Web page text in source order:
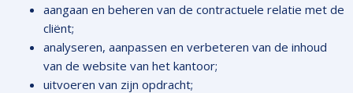
aangaan en beheren van de contractuele relatie met de
cliënt;
analyseren, aanpassen en verbeteren van de inhoud
van de website van het kantoor;
uitvoeren van zijn opdracht;